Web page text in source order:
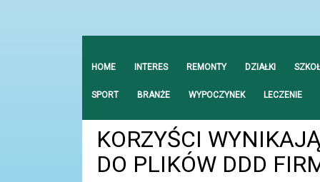
HOME INTERES REMONTY DZIAŁKI
SPORT BRANŻE WYPOCZYNEK LECZENIE
KORZYŚCI
DO PLIKÓW DDD